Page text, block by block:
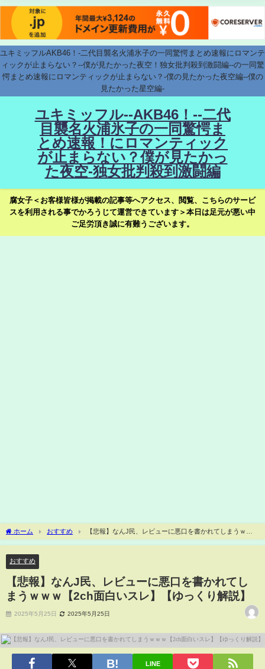
ユキミッフルAKB46！-二代目襲名火浦氷子の一同驚愕まとめ速報にロマンテ
ィックが止まらない？--僕が見たかった夜空！独女批判殺到激闘編--の一同驚
愕まとめ速報にロマンティックが止まらない？-僕の見たかった夜空編--僕の
見たかった星空編-
ユキミッフル--AKB46！--二代
目襲名火浦氷子の一同驚愕ま
とめ速報！にロマンティック
が止まらない？僕が見たかっ
た夜空-独女批判殺到激闘編
腐女子＜お客様皆様が掲載の記事等へアクセス、閲覧、こちらのサービ
スを利用される事でかろうじて運営できています＞本日は足元が悪い中
ご足労頂き誠に有難うございます。
ホーム おすすめ
【悲報】なんJ民、レビューに悪口を書かれてしまうｗｗ
ｗ【2ch面白いスレ】【ゆっくり解説】
おすすめ
【悲報】なんJ民、レビューに悪口を書かれてし
まうｗｗｗ【2ch面白いスレ】【ゆっくり解説】
2025年5月25日 2025年5月25日
LINE